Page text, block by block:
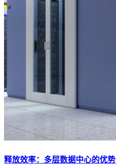
释放效率：多层数据中心的优势